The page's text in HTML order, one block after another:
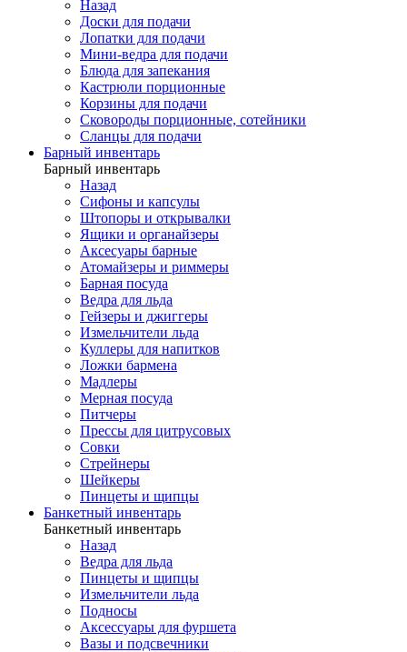
Назад
Доски для подачи
Лопатки для подачи
Мини-ведра для подачи
Блюда для запекания
Кастрюли порционные
Корзины для подачи
Сковороды порционные, сотейники
Сланцы для подачи
Барный инвентарь
Барный инвентарь
Назад
Сифоны и капсулы
Штопоры и открывалки
Ящики и органайзеры
Аксесуары барные
Атомайзеры и риммеры
Барная посуда
Ведра для льда
Гейзеры и джиггеры
Измельчители льда
Куллеры для напитков
Ложки бармена
Мадлеры
Мерная посуда
Питчеры
Прессы для цитрусовых
Совки
Стрейнеры
Шейкеры
Пинцеты и щипцы
Банкетный инвентарь
Банкетный инвентарь
Назад
Ведра для льда
Пинцеты и щипцы
Измельчители льда
Подносы
Аксессуары для фуршета
Вазы и подсвечники